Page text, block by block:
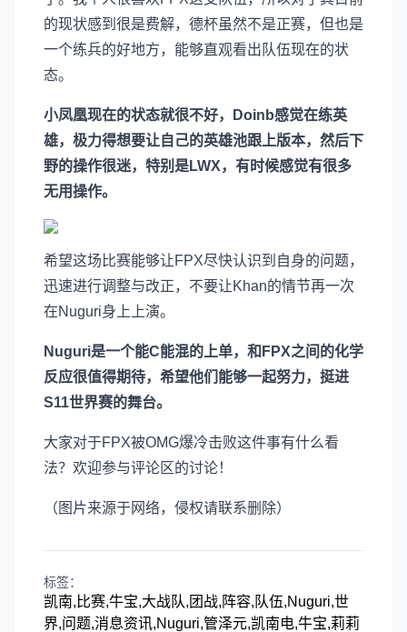
的现状感到很是费解，德杯虽然不是正赛，但也是
一个练兵的好地方，能够直观看出队伍现在的状
态。
小凤凰现在的状态就很不好，Doinb感觉在练英
雄，极力得想要让自己的英雄池跟上版本，然后下
野的操作很迷，特别是LWX，有时候感觉有很多
无用操作。
希望这场比赛能够让FPX尽快认识到自身的问题，
迅速进行调整与改正，不要让Khan的情节再一次
在Nuguri身上上演。
Nuguri是一个能C能混的上单，和FPX之间的化学
反应很值得期待，希望他们能够一起努力，挺进
S11世界赛的舞台。
大家对于FPX被OMG爆冷击败这件事有什么看
法？欢迎参与评论区的讨论！
（图片来源于网络，侵权请联系删除）
标签：
凯南,比赛,牛宝,大战队,团战,阵容,队伍,Nuguri,世
界,问题,消息资讯,Nuguri,管泽元,凯南电,牛宝,莉莉